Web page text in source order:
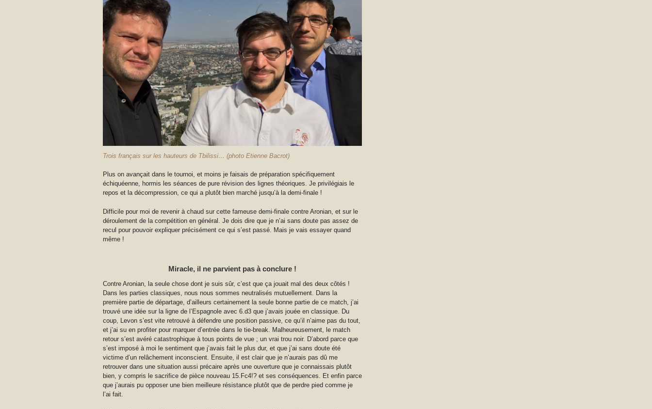
Trois français sur les hauteurs de Tbilissi… (photo Etienne Bacrot)
Plus on avançait dans le tournoi, et moins je faisais de préparation spécifiquement
échiquéenne, hormis les séances de pure révision des lignes théoriques. Je privilégiais le
repos et la décompression, ce qui a plutôt bien marché jusqu’à la demi-finale !
Difficile pour moi de revenir à chaud sur cette fameuse demi-finale contre Aronian, et sur le
déroulement de la compétition en général. Je dois dire que je n’ai sans doute pas assez de
recul pour pouvoir expliquer précisément ce qui s’est passé. Mais je vais essayer quand
même !
Miracle, il ne parvient pas à conclure !
Contre Aronian, la seule chose dont je suis sûr, c’est que ça jouait mal des deux côtés !
Dans les parties classiques, nous nous sommes neutralisés mutuellement. Dans la
première partie de départage, d’ailleurs certainement la seule bonne partie de ce match, j’ai
trouvé une idée sur la ligne de l’Espagnole avec 6.d3 que j’avais jouée en classique. Du
coup, Levon s’est vite retrouvé à défendre une position passive, ce qu’il n’aime pas du tout,
et j’ai su en profiter pour marquer d’entrée dans le tie-break. Malheureusement, le match
retour s’est avéré catastrophique à tous points de vue ; un vrai trou noir. D’abord parce que
s’est imposé à moi le sentiment que j’avais fait le plus dur, et que j’ai sans doute été
victime d’un relâchement inconscient. Ensuite, il est clair que je n’aurais pas dû me
retrouver dans une situation aussi précaire après une ouverture que je connaissais plutôt
bien, y compris le sacrifice de pièce nouveau 15.Fc4!? et ses conséquences. Et enfin parce
que j’aurais pu opposer une bien meilleure résistance plutôt que de perdre pied comme je
l’ai fait.